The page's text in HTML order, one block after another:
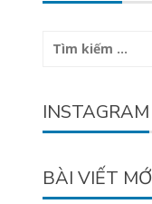
Tìm
INSTAGRAM
BÀI VIẾT